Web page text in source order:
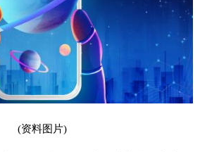
(资料图片)